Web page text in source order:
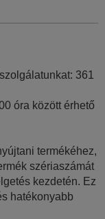
361
óra között érhető
termékéhez,
szériaszámát
kezdetén. Ez
hatékonyabb